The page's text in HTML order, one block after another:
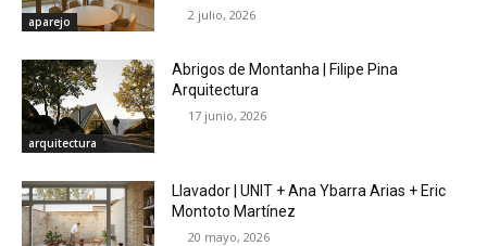
aparejo 2 julio, 2026
arquitectura
Abrigos de Montanha | Filipe Pina
Arquitectura
17 junio, 2026
Llavador | UNIT + Ana Ybarra Arias + Eric
Montoto Martínez
20 mayo, 2026